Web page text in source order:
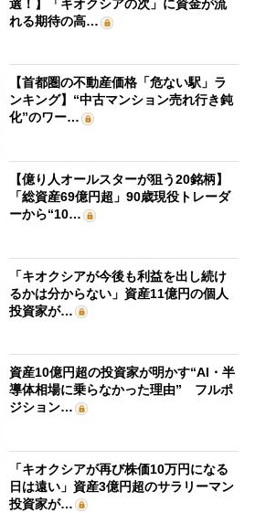
選！】「キオクシアの次」に資金が流
れる期待の高…
【首都圏の不動産価格「危ない駅」ラ
ンキング】“中古マンション売れ行き鈍
化”のワー…
【億り人オールスターが狙う20銘柄】
「総資産69億円超」90歳現役トレーダ
ーから“10…
「キオクシアが今後も利益を出し続け
るかは分からない」資産11億円の個人
投資家が…
資産10億円超の投資家が明かす“AI・半
導体相場に乗らなかった理由” フルポ
ジション…
「キオクシアが再び株価10万円になる
日は遠い」資産3億円超のサラリーマン
投資家が…